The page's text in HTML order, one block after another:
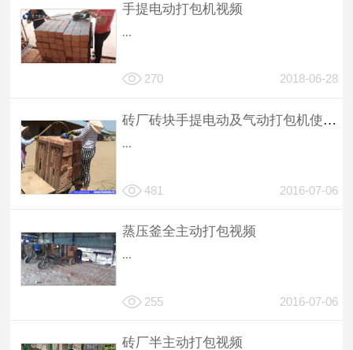
手提电动打包机视频
...
270 2018-06-28
砖厂砖块手提电动及气动打包机使用方法视频
...
481 2016-07-06
蒸压釜全主动打包视频
...
255 2016-07-06
砖厂半主动打包视频